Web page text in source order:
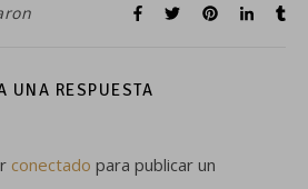
UNA RESPUESTA
conectado para publicar un